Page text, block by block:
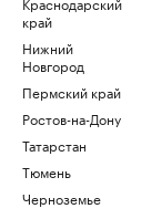
край
Нижний
Новгород
Пермский край
Ростов-на-Дону
Татарстан
Тюмень
Черноземье